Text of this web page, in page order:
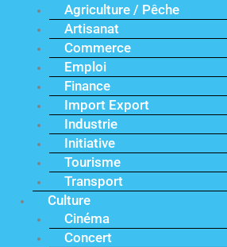
Agriculture / Pêche
Artisanat
Commerce
Emploi
Finance
Import Export
Industrie
Initiative
Tourisme
Transport
Culture
Cinéma
Concert